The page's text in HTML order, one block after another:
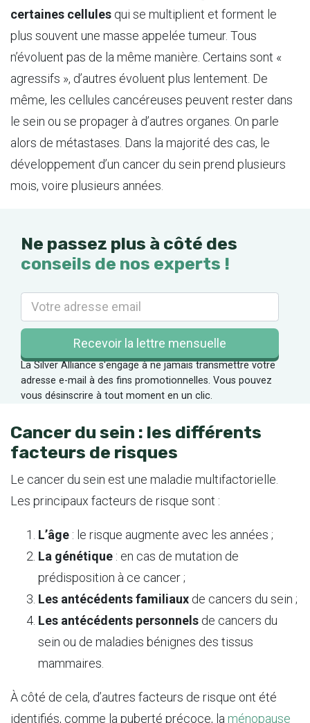
certaines cellules qui se multiplient et forment le
plus souvent une masse appelée tumeur. Tous
n’évoluent pas de la même manière. Certains sont «
agressifs », d’autres évoluent plus lentement. De
même, les cellules cancéreuses peuvent rester dans
le sein ou se propager à d’autres organes. On parle
alors de métastases. Dans la majorité des cas, le
développement d’un cancer du sein prend plusieurs
mois, voire plusieurs années.
Ne passez plus à côté des
conseils de nos experts !
La Silver Alliance s'engage à ne jamais transmettre votre
adresse e-mail à des fins promotionnelles. Vous pouvez
vous désinscrire à tout moment en un clic.
Cancer du sein : les différents
facteurs de risques
Le cancer du sein est une maladie multifactorielle.
Les principaux facteurs de risque sont :
L’âge : le risque augmente avec les années ;
La génétique : en cas de mutation de
prédisposition à ce cancer ;
Les antécédents familiaux de cancers du sein ;
Les antécédents personnels de cancers du
sein ou de maladies bénignes des tissus
mammaires.
À côté de cela, d’autres facteurs de risque ont été
identifiés, comme la puberté précoce, la ménopause